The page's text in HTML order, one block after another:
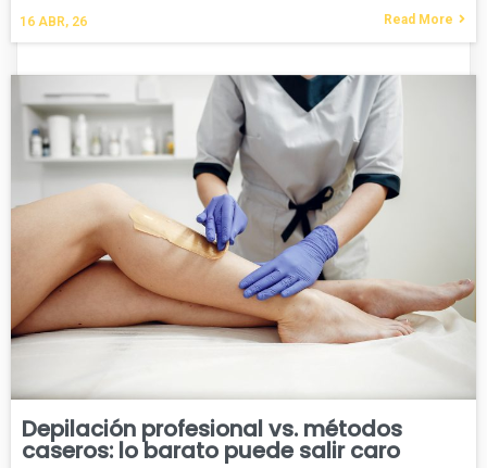
16 ABR, 26 Read More
Depilación profesional vs. métodos
caseros: lo barato puede salir caro